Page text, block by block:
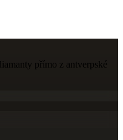
přímo z antverpské